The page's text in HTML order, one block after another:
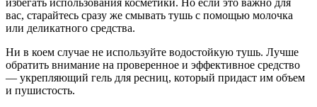
вас, старайтесь сразу же смывать тушь с помощью молочка
или деликатного средства.
Ни в коем случае не используйте водостойкую тушь. Лучше
обратить внимание на проверенное и эффективное средство
— укрепляющий гель для ресниц, который придаст им объем
и пушистость.